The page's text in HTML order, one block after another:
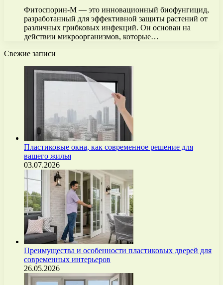
Фитоспорин-М — это инновационный биофунгицид,
разработанный для эффективной защиты растений от
различных грибковых инфекций. Он основан на
действии микроорганизмов, которые…
Свежие записи
Пластиковые окна, как современное решение для
вашего жилья
03.07.2026
Преимущества и особенности пластиковых дверей для
современных интерьеров
26.05.2026